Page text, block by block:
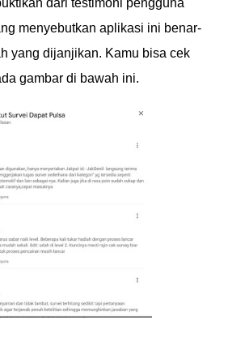
dari testimoni pengguna
menyebutkan aplikasi ini benar-
yang dijanjikan. Kamu bisa cek
gambar di bawah ini.